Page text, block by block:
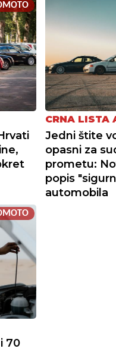
CRNA LISTA
Jedni štite
opasni za
prometu:
popis
automobila
70